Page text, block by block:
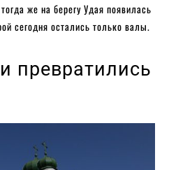
же на берегу Удая появилась
сегодня остались только валы.
превратились